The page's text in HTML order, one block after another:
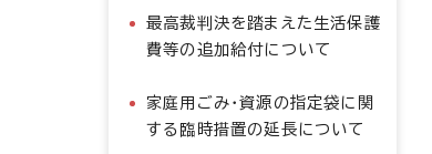
最高裁判決を踏まえた生活保護
費等の追加給付について
家庭用ごみ・資源の指定袋に関
する臨時措置の延長について